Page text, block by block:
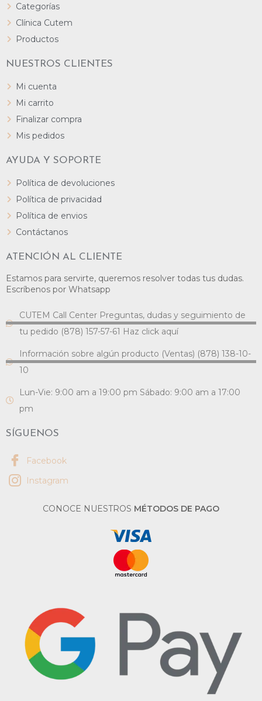
Categorías
Clínica Cutem
Productos
NUESTROS CLIENTES
Mi cuenta
Mi carrito
Finalizar compra
Mis pedidos
AYUDA Y SOPORTE
Política de devoluciones
Política de privacidad
Política de envios
Contáctanos
ATENCIÓN AL CLIENTE
Estamos para servirte, queremos resolver todas tus dudas.
Escríbenos por Whatsapp
CUTEM Call Center Preguntas, dudas y seguimiento de
tu pedido (878) 157-57-61 Haz click aquí
Información sobre algún producto (Ventas) (878) 138-10-
10
Lun-Vie: 9:00 am a 19:00 pm Sábado: 9:00 am a 17:00
pm
SÍGUENOS
Facebook
Instagram
CONOCE NUESTROS MÉTODOS DE PAGO